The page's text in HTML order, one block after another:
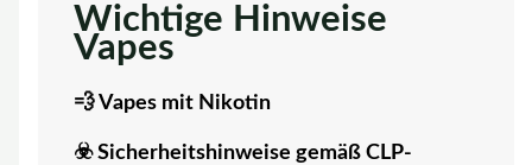
Wichtige Hinweise
Vapes
💨 Vapes mit Nikotin
☣️ Sicherheitshinweise gemäß CLP-